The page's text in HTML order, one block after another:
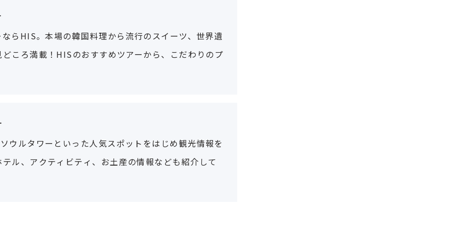
らHIS。本場の韓国料理から流行のスイーツ、世界遺
ころ満載！HISのおすすめツアーから、こだわりのプ
ウルタワーといった人気スポットをはじめ観光情報を
ル、アクティビティ、お土産の情報なども紹介して